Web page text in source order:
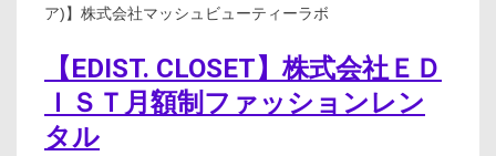
ア)】株式会社マッシュビューティーラボ
【EDIST. CLOSET】株式会社ＥＤ
ＩＳＴ月額制ファッションレン
タル